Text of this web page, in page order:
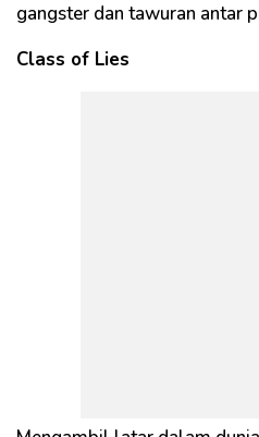
gangster dan tawuran antar
Class of Lies